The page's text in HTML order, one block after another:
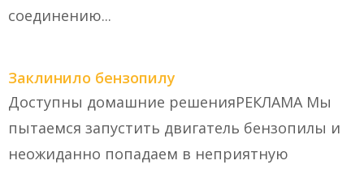
соединению...
Заклинило бензопилу
Доступны домашние решенияРЕКЛАМА Мы
пытаемся запустить двигатель бензопилы и
неожиданно попадаем в неприятную